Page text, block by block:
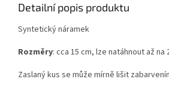
Detailní popis produktu
Syntetický náramek
Rozměry: cca 15 cm, lze natáhnout až na
Zaslaný kus se může mírně lišit